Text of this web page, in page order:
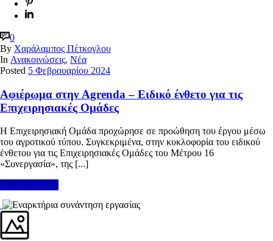
0
By Χαράλαμπος Πέτκογλου
In Ανακοινώσεις, Νέα
Posted 5 Φεβρουαρίου 2024
Αφιέρωμα στην Agrenda – Ειδικό ένθετο για τις
Επιχειρησιακές Ομάδες
Η Επιχειρησιακή Ομάδα προχώρησε σε προώθηση του έργου μέσω
του αγροτικού τύπου. Συγκεκριμένα, στην κυκλοφορία του ειδικού
ένθετου για τις Επιχειρησιακές Ομάδες του Μέτρου 16
«Συνεργασία», της [...]
READ MORE